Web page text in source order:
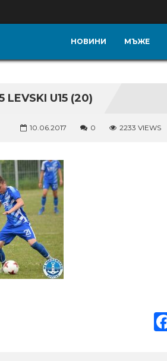
НОВИНИ МЪЖЕ
LEVSKI U15 (20)
10.06.2017 0 2233 VIEWS